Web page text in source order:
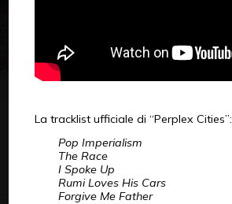
La tracklist ufficiale di “Perplex Cities”:
Pop Imperialism
The Race
I Spoke Up
Rumi Loves His Cars
Forgive Me Father